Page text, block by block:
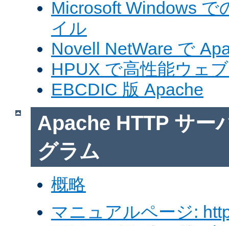
Microsoft Windows で
イル
Novell NetWare で
HPUX で高性能ウェ
EBCDIC 版 Apache
Apache HTTP サー
グラム
概略
マニュアルページ: